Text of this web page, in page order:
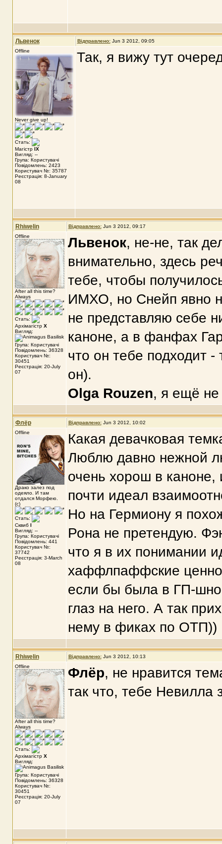
Львенок Відправлено: Jun 3 2012, 09:05
Offline
Never give up!
Стать:
Магістр IX
Вигляд: --
Група: Користувачі
Повідомлень: 2423
Користувач №: 35787
Реєстрація: 8-January
08
Так, я вижу тут
Rhiwelin Відправлено: Jun 3 2012, 09:17
Offline
After all this time?
Always
Стать:
Архімагістр X
Вигляд:
Група: Користувачі
Повідомлень: 36328
Користувач №:
30451
Реєстрація: 20-July
07
Львенок, не-не, так
внимательно, здесь
тебе, чтобы
ИМХО, но Снейп явно
не представляю себе
каноне, а в фанфах
что он тебе подходит
он).
Olga Rouzen, я ещё не
Флёр Відправлено: Jun 3 2012, 10:02
Offline
Драко залез под
одеяло. И там
отдался Морфею.
(с)
Стать:
Сквиб I
Вигляд: --
Група: Користувачі
Повідомлень: 441
Користувач №:
37742
Реєстрація: 3-March
08
Какая девачковая
Люблю давно нежной
очень хорош в каноне,
почти идеал
Но на Гермиону я
Рона не претендую.
что я в их понимании
хаффлпаффские
если бы была в ГП-
глаз на него. А так
нему в фиках по ОТП))
Rhiwelin Відправлено: Jun 3 2012, 10:13
Offline
After all this time?
Always
Стать:
Архімагістр X
Вигляд:
Група: Користувачі
Повідомлень: 36328
Користувач №:
30451
Реєстрація: 20-July
07
Флёр, не нравится
так что, тебе Невилла